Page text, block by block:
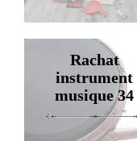
Rachat
instrument
musique 34